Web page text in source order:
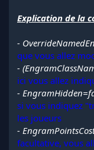
Explication de la
-
que vous allez
-
ici vous allez
-
si vous indiquez
les joueurs
-
facultative, vous